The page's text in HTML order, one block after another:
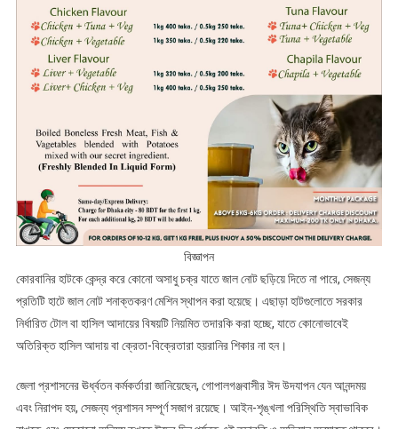
বিজ্ঞাপন
কোরবানির হাটকে কেন্দ্র করে কোনো অসাধু চক্র যাতে জাল নোট ছড়িয়ে দিতে না পারে, সেজন্য
প্রতিটি হাটে জাল নোট শনাক্তকরণ মেশিন স্থাপন করা হয়েছে। এছাড়া হাটগুলোতে সরকার
নির্ধারিত টোল বা হাসিল আদায়ের বিষয়টি নিয়মিত তদারকি করা হচ্ছে, যাতে কোনোভাবেই
অতিরিক্ত হাসিল আদায় বা ক্রেতা-বিক্রেতারা হয়রানির শিকার না হন।
জেলা প্রশাসনের ঊর্ধ্বতন কর্মকর্তারা জানিয়েছেন, গোপালগঞ্জবাসীর ঈদ উদযাপন যেন আনন্দময়
এবং নিরাপদ হয়, সেজন্য প্রশাসন সম্পূর্ণ সজাগ রয়েছে। আইন-শৃঙ্খলা পরিস্থিতি স্বাভাবিক